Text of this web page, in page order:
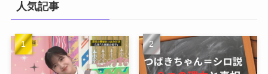
人気記事